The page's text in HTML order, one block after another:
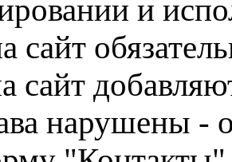
и
сайт
сайт
нарушены -